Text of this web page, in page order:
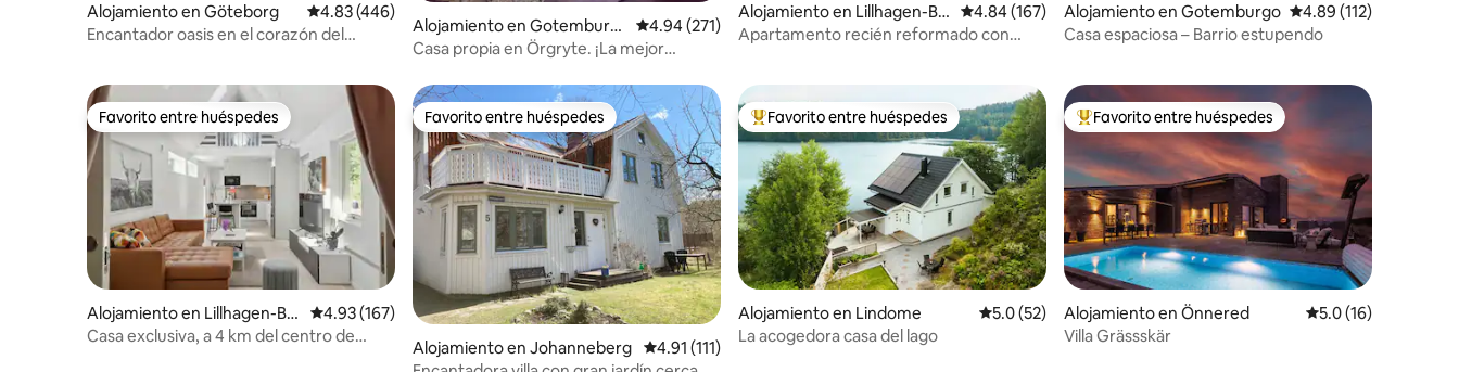
Alojamiento en Göteborg Calificación promedio: 4.83 de 5, 446 reseñas
4.83 (446)
Encantador oasis en el corazón del
Alojamiento en Gotemburg
o
Calificación promedio: 4.94 de 5, 271 reseñas
4.94 (271)
Casa propia en Örgryte. ¡La mejor
Alojamiento en Lillhagen-Br
unnsbo
Calificación promedio: 4.84 de 5, 167 reseñas
4.84 (167)
Apartamento recién reformado con
Alojamiento en Gotemburgo Calificación promedio:
4.89 (112)
Casa espaciosa – Barrio estupendo
Favorito entre huéspedes
Favorito entre huéspedes
Alojamiento en Lillhagen-Br
unnsbo
Calificación promedio: 4.93 de 5, 167 reseñas
4.93 (167)
Casa exclusiva, a 4 km del centro de
Favorito entre huéspedes
Favorito entre huéspedes
Alojamiento en Johanneberg Calificación promedio: 4.91 de 5, 111 reseñas
4.91 (111)
Favorito entre huéspedes preferido
Favorito entre huéspedes
Alojamiento en Lindome Calificación promedio: 5.0 de 5, 52 reseñas
5.0 (52)
La acogedora casa del lago
Favorito entre huéspedes preferido
Favorito entre huéspedes
Alojamiento en Önnered Calificación
5.0 (16)
Villa Grässskär